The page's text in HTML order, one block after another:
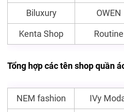
Biluxury OWEN
Kenta Shop Routine
Tổng hợp các tên shop quần
NEM fashion IVy